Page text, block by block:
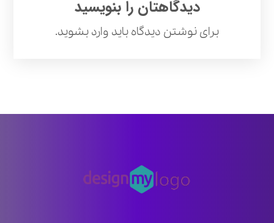
دیدگاهتان را بنویسید
برای نوشتن دیدگاه باید وارد بشوید.